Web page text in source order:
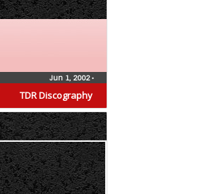
TDR Discography
Jun 1, 2002•